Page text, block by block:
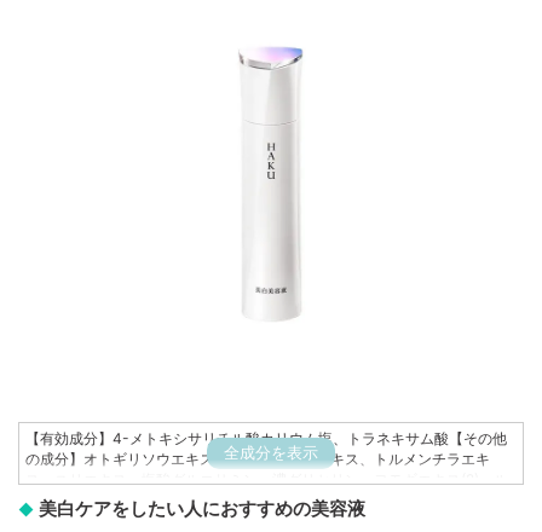
全成分を表示
【有効成分】4-メトキシサリチル酸カリウム塩、トラネキサム酸【その他
の成分】オトギリソウエキス、イチヤクソウエキス、トルメンチラエキ
ス、ユリエキス、塩酸グルコサミン、濃グリセリン、ヨモギエキス(2)、ル
ムプヤンエキス、アセチル化ヒアルロン酸ナトリウム、精製水、ジプロピ
レングリコール、ベヘニルアルコール、エタノール、α-オレフィンオリゴ
美白ケアをしたい人におすすめの美容液